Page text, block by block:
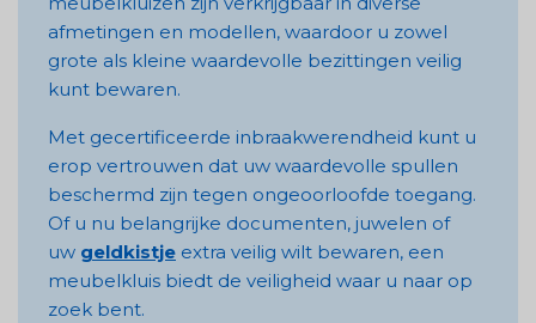
afmetingen en modellen, waardoor u zowel
grote als kleine waardevolle bezittingen veilig
kunt bewaren.
Met gecertificeerde inbraakwerendheid kunt u
erop vertrouwen dat uw waardevolle spullen
beschermd zijn tegen ongeoorloofde toegang.
Of u nu belangrijke documenten, juwelen of
uw geldkistje extra veilig wilt bewaren, een
meubelkluis biedt de veiligheid waar u naar op
zoek bent.